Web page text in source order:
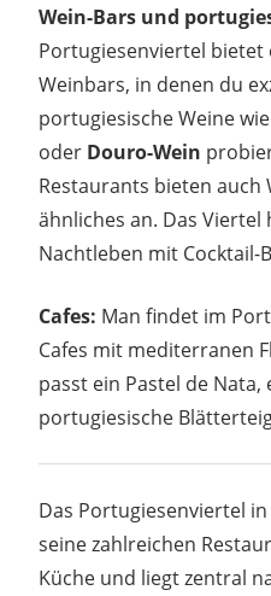
Wein-Bars und
Portugiesenviertel bietet
Weinbars, in denen du
portugiesische Weine wie
oder Douro-Wein
Restaurants bieten auch
ähnliches an. Das
Nachtleben mit Cocktail-
Cafes: Man findet im
Cafes mit mediterranen
passt ein Pastel de
portugiesische
Das Portugiesenviertel
seine zahlreichen
Küche und liegt zentral